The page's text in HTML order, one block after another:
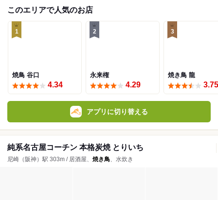
このエリアで人気のお店
1
焼鳥 谷口
4.34
2
永来権
4.29
3
焼き鳥 龍
3.75
アプリに切り替える
純系名古屋コーチン 本格炭焼 とりいち
尼崎（阪神）駅 303m / 居酒屋、 焼き鳥、水炊き